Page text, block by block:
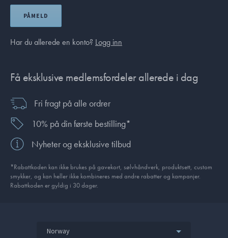
PÅMELD
Har du allerede en konto? Logg inn
Få eksklusive medlemsfordeler allerede i dag
Fri fragt på alle ordrer
10% på din første bestilling*
Nyheter og eksklusive tilbud
*Rabattkoden kan ikke brukes på gavekort, sølvhåndverk, produkt­sett, custom
smykker, og kan heller ikke kombineres med andre rabatter og kampanjer.
Rabattkoden er gyldig i 30 dager.
Norway